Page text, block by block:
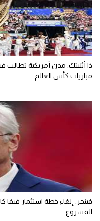
ذا أثليتك: مدن أمريكية تطالب
مباريات كأس العالم
فينجر: إلغاء خطة استثمار
المشروع